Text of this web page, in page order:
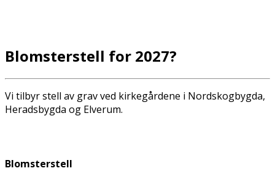
Blomsterstell for 2027?
Vi tilbyr stell av grav ved kirkegårdene i Nordskogbygda,
Heradsbygda og Elverum.
Blomsterstell